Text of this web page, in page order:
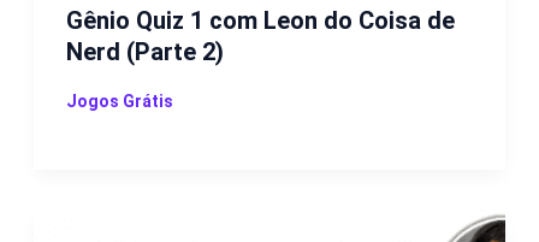
Gênio Quiz 1 com Leon do Coisa de
Nerd (Parte 2)
Jogos Grátis